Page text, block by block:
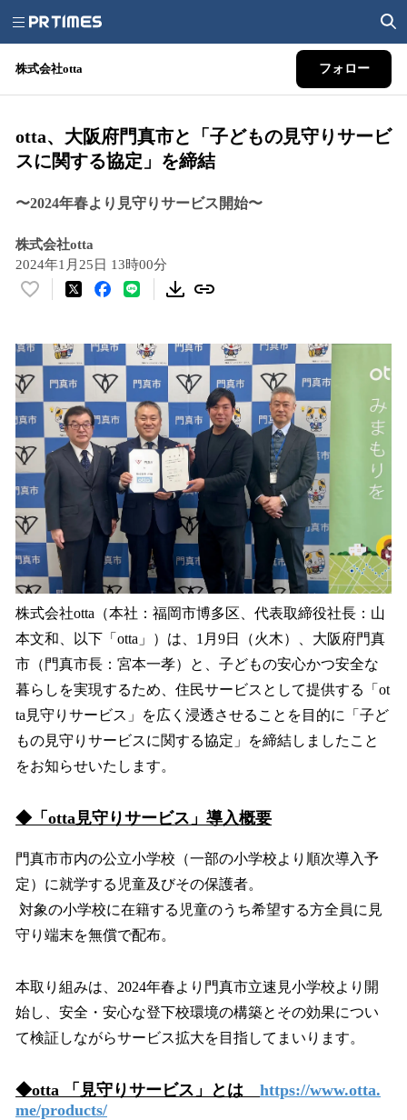
株式会社otta フォロー
otta、大阪府門真市と「子どもの見守りサービ
スに関する協定」を締結
〜2024年春より見守りサービス開始〜
株式会社otta
2024年1月25日 13時00分
い
！
数
読
込
み
中
で
す
株式会社otta（本社：福岡市博多区、代表取締役社長：山
本文和、以下「otta」）は、1月9日（火木）、大阪府門真
市（門真市長：宮本一孝）と、子どもの安心かつ安全な
暮らしを実現するため、住民サービスとして提供する「ot
ta見守りサービス」を広く浸透させることを目的に「子ど
もの見守りサービスに関する協定」を締結しましたこと
をお知らせいたします。
◆「otta見守りサービス」導入概要
門真市市内の公立小学校（一部の小学校より順次導入予
定）に就学する児童及びその保護者。
対象の小学校に在籍する児童のうち希望する方全員に見
守り端末を無償で配布。
本取り組みは、2024年春より門真市立速見小学校より開
始し、安全・安心な登下校環境の構築とその効果につい
て検証しながらサービス拡大を目指してまいります。
◆otta 「見守りサービス」とは https://www.otta.
me/products/